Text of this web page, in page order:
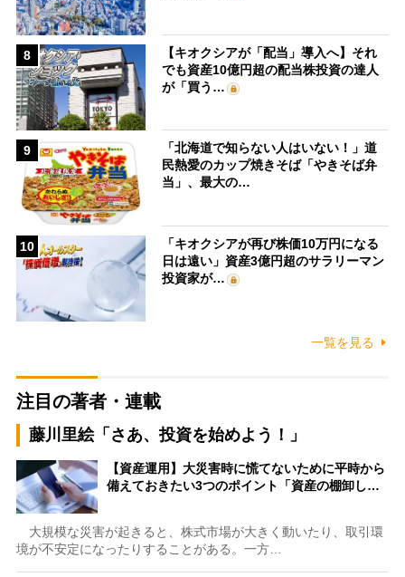
8
【キオクシアが「配当」導入へ】それ
でも資産10億円超の配当株投資の達人
が「買う…
9
「北海道で知らない人はいない！」道
民熱愛のカップ焼きそば「やきそば弁
当」、最大の…
10
「キオクシアが再び株価10万円になる
日は遠い」資産3億円超のサラリーマン
投資家が…
一覧を見る
注目の著者・連載
藤川里絵「さあ、投資を始めよう！」
【資産運用】大災害時に慌てないために平時から
備えておきたい3つのポイント「資産の棚卸し…
大規模な災害が起きると、株式市場が大きく動いたり、取引環
境が不安定になったりすることがある。一方…